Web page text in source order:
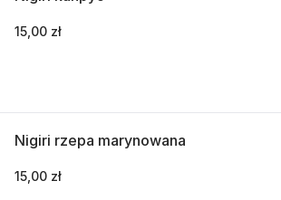
15,00 zł
Nigiri rzepa marynowana
15,00 zł